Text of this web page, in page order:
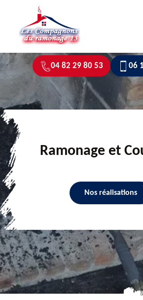
04 82 29 80 53 06
Ramonage et
Nos réalisations